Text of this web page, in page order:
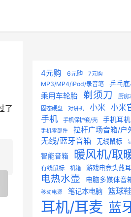
了
4元购 6元购 7元购
MP3/MP4/iPod/录音笔 乒乓底
乘用车轮胎 剃须刀 厨房
固态硬盘
对讲机 小米 小米
手机 手机保护套/壳 手机耳机
手机零部件 拉杆广场音箱/户
无线/蓝牙音箱 无线鼠标
智能音箱 暖风机/取
有线鼠标 机箱 游戏电竞头戴
电热水壶 电脑多媒体音
移动电源 笔记本电脑 篮球鞋
耳机/耳麦 蓝